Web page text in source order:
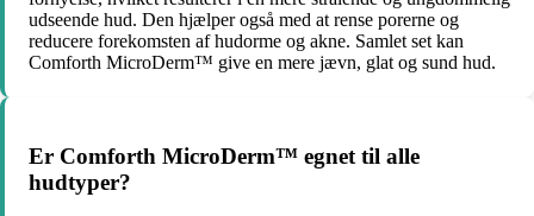
udseende hud. Den hjælper også med at rense porerne og
reducere forekomsten af hudorme og akne. Samlet set kan
Comforth MicroDerm™ give en mere jævn, glat og sund hud.
Er Comforth MicroDerm™ egnet til alle
hudtyper?